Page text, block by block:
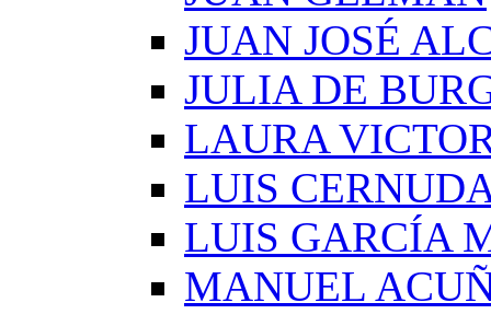
JUAN JOSÉ
JULIA DE
LAURA
LUIS
LUIS GARCÍA
MANUEL